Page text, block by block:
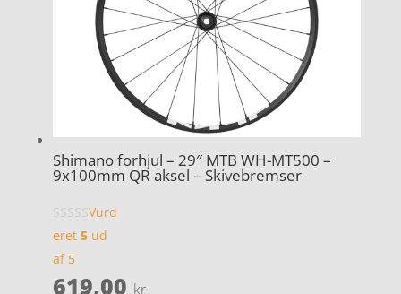
Shimano forhjul – 29″ MTB WH-MT500 –
9x100mm QR aksel – Skivebremser
Vurd
eret 5ud
af 5
619,00 kr.